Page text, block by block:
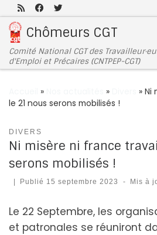
Passer au contenu
Chômeurs CGT
Comité National CGT des
d'Emploi et Précaires (CNTPEP-CGT)
» » » Ni
le 21 nous serons mobilisés !
DIVERS
Ni misère ni france
serons mobilisés !
| Publié 15 septembre 2023 - Mis à
Le 22 Septembre, les
et patronales se réuniront